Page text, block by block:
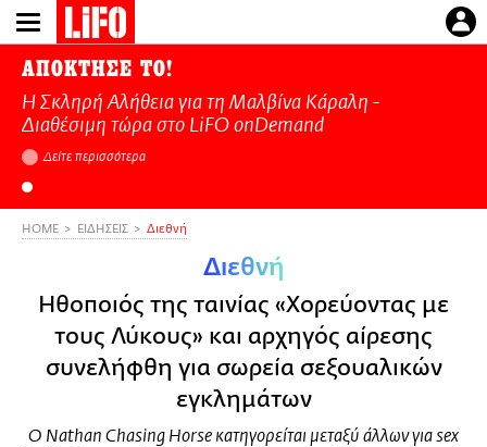
Παράκαμψη
προς
κυρίως
περιεχόμενο
ΑΠΟΚΤΗΣΕ ΤΟ!
Η Σκληρή Αλήθεια για τη Μαλβίνα Κάραλη -
Διαθέσιμη τώρα στo LiFO onDemand
Δείτε περισσότερα
HOME ΕΙΔΗΣΕΙΣ Διεθνή
Διεθνή
Ηθοποιός της ταινίας «Χορεύοντας με
τους Λύκους» και αρχηγός αίρεσης
συνελήφθη για σωρεία σεξουαλικών
εγκλημάτων
Ο Nathan Chasing Horse κατηγορείται μεταξύ άλλων για sex